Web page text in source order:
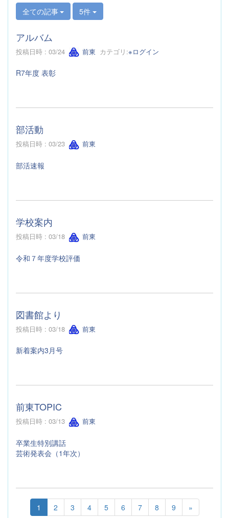
全ての記事 5件
アルバム
投稿日時 : 03/24 前東 カテゴリ:※ログイン
R7年度 表彰
部活動
投稿日時 : 03/23 前東
部活速報
学校案内
投稿日時 : 03/18 前東
令和７年度学校評価
図書館より
投稿日時 : 03/18 前東
新着案内3月号
前東TOPIC
投稿日時 : 03/13 前東
卒業生特別講話
芸術発表会（1年次）
1 2 3 4 5 6 7 8 9 »